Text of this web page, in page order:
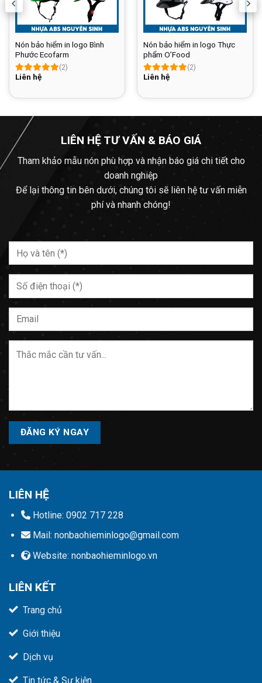
Nón bảo hiểm in logo Bình
Phước Ecofarm
(2)
Liên hệ
Nón bảo hiểm in logo Thực
phẩm O’Food
(2)
Liên hệ
LIÊN HỆ TƯ VẤN & BÁO GIÁ
Tham khảo mẫu nón phù hợp và nhận báo giá chi tiết cho
doanh nghiệp
Để lại thông tin bên dưới, chúng tôi sẽ liên hệ tư vấn miễn
phí và nhanh chóng!
Please
LIÊN HỆ
Hotline: 0902 717 228
Mail: nonbaohieminlogo@gmail.com
Website: nonbaohieminlogo.vn
LIÊN KẾT
Trang chủ
Giới thiệu
Dịch vụ
Tin tức & Sự kiện